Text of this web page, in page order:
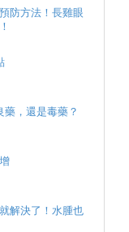
防方法！長雞眼
，還是毒藥？
解決了！水腫也